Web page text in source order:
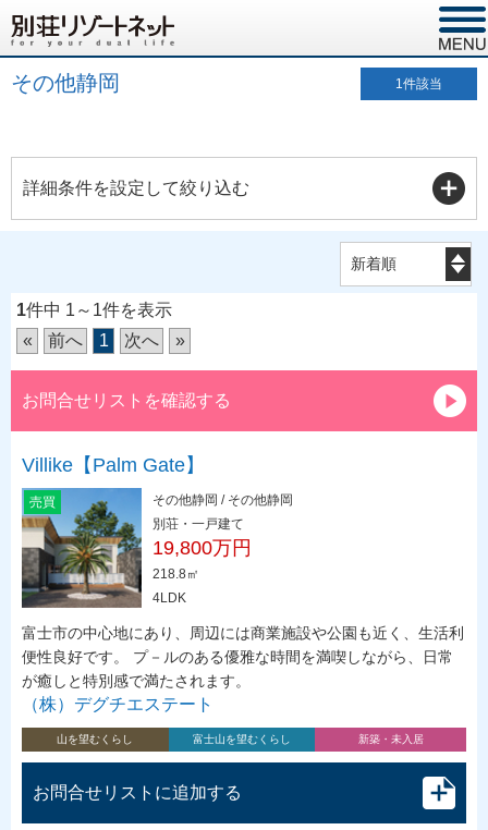
その他静岡 1件該当
詳細条件を設定して絞り込む
1件中 1～1件を表示
«
前へ 1 次へ »
お問合せリストを確認する
Villike【Palm Gate】
売買
その他静岡 / その他静岡
別荘・一戸建て
19,800万円
218.8㎡
4LDK
富士市の中心地にあり、周辺には商業施設や公園も近く、生活利
便性良好です。 プ－ルのある優雅な時間を満喫しながら、日常
が癒しと特別感で満たされます。
（株）デグチエステート
山を望むくらし 富士山を望むくらし 新築・未入居
お問合せリストに追加する